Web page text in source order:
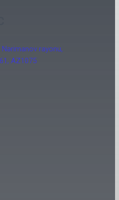
Nərimanov rayonu,
AZ1075